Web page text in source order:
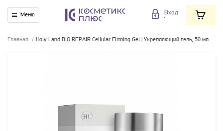
Меню Вход
Главная / Holy Land BIO REPAIR Cellular Firming Gel | Укрепляющий гель, 50 мл